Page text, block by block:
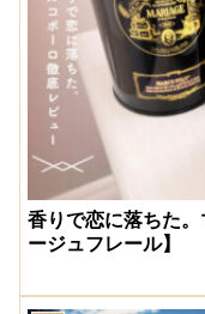
香りで恋に落ちた
ージュフレール】